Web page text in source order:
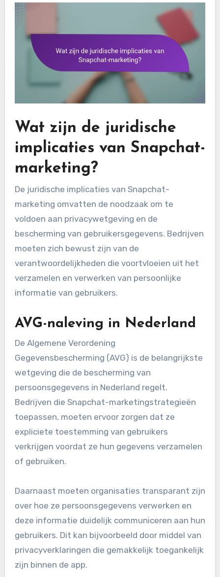
Wat zijn de juridische
implicaties van Snapchat-
marketing?
De juridische implicaties van Snapchat-
marketing omvatten de noodzaak om te
voldoen aan privacywetgeving en de
bescherming van gebruikersgegevens. Bedrijven
moeten zich bewust zijn van de
verantwoordelijkheden die voortvloeien uit het
verzamelen en verwerken van persoonlijke
informatie van gebruikers.
AVG-naleving in Nederland
De Algemene Verordening
Gegevensbescherming (AVG) is de belangrijkste
wetgeving die de bescherming van
persoonsgegevens in Nederland regelt.
Bedrijven die Snapchat-marketingstrategieën
toepassen, moeten ervoor zorgen dat ze
expliciete toestemming van gebruikers
verkrijgen voordat ze hun gegevens verzamelen
of gebruiken.
Daarnaast moeten organisaties transparant zijn
over hoe ze persoonsgegevens verwerken en
deze informatie duidelijk communiceren aan hun
gebruikers. Dit kan bijvoorbeeld door middel van
privacyverklaringen die gemakkelijk toegankelijk
zijn binnen de app.